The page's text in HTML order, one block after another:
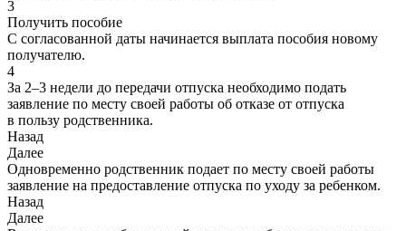
3
Получить пособие
С согласованной даты начинается выплата пособия новому
получателю.
4
За 2–3 недели до передачи отпуска необходимо подать
заявление по месту своей работы об отказе от отпуска
в пользу родственника.
Назад
Далее
Одновременно родственник подает по месту своей работы
заявление на предоставление отпуска по уходу за ребенком.
Назад
Далее